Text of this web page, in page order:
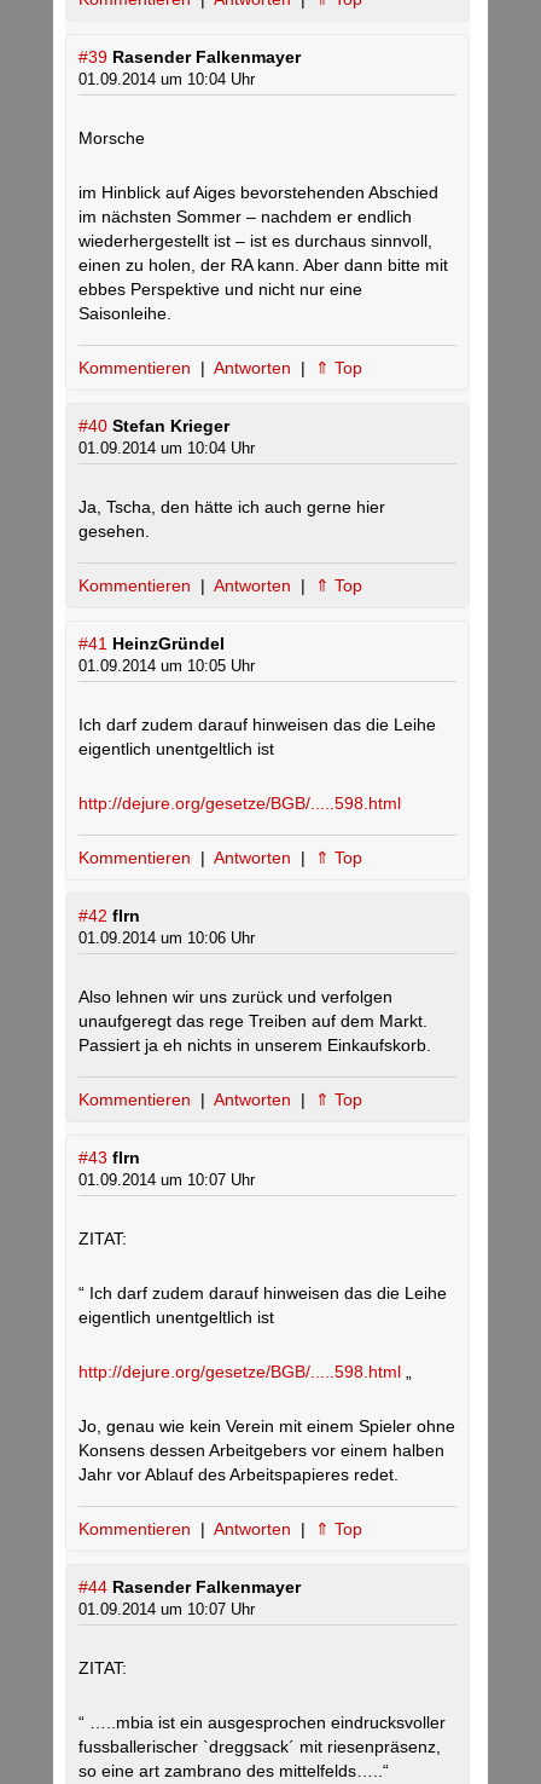
#39 Rasender Falkenmayer
01.09.2014 um 10:04 Uhr
Morsche
im Hinblick auf Aiges bevorstehenden Abschied
im nächsten Sommer – nachdem er endlich
wiederhergestellt ist – ist es durchaus sinnvoll,
einen zu holen, der RA kann. Aber dann bitte mit
ebbes Perspektive und nicht nur eine
Saisonleihe.
Kommentieren | Antworten | ⇑ Top
#40 Stefan Krieger
01.09.2014 um 10:04 Uhr
Ja, Tscha, den hätte ich auch gerne hier
gesehen.
Kommentieren | Antworten | ⇑ Top
#41 HeinzGründel
01.09.2014 um 10:05 Uhr
Ich darf zudem darauf hinweisen das die Leihe
eigentlich unentgeltlich ist
http://dejure.org/gesetze/BGB/.....598.html
Kommentieren | Antworten | ⇑ Top
#42 flrn
01.09.2014 um 10:06 Uhr
Also lehnen wir uns zurück und verfolgen
unaufgeregt das rege Treiben auf dem Markt.
Passiert ja eh nichts in unserem Einkaufskorb.
Kommentieren | Antworten | ⇑ Top
#43 flrn
01.09.2014 um 10:07 Uhr
ZITAT:
“ Ich darf zudem darauf hinweisen das die Leihe
eigentlich unentgeltlich ist
http://dejure.org/gesetze/BGB/.....598.html
Jo, genau wie kein Verein mit einem Spieler ohne
Konsens dessen Arbeitgebers vor einem halben
Jahr vor Ablauf des Arbeitspapieres redet.
Kommentieren | Antworten | ⇑ Top
#44 Rasender Falkenmayer
01.09.2014 um 10:07 Uhr
ZITAT:
“ …..mbia ist ein ausgesprochen eindrucksvoller
fussballerischer `dreggsack´ mit riesenpräsenz,
so eine art zambrano des mittelfelds…..“